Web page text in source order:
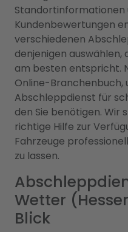
Standortinformationen
Kundenbewertungen
verschiedenen
denjenigen
am besten entspricht.
Online-Branchenbuch,
Abschleppdienst für
den Sie benötigen. Wir
richtige Hilfe zur
Fahrzeuge
zu lassen.
Wetter
Blick